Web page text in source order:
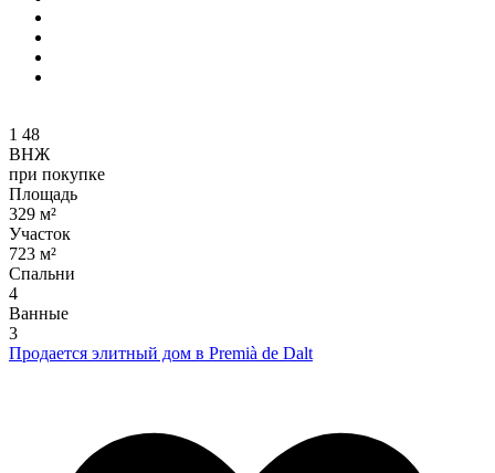
1 48
ВНЖ
при покупке
Площадь
329 м²
Участок
723 м²
Спальни
4
Ванные
3
Продается элитный дом в Premià de Dalt